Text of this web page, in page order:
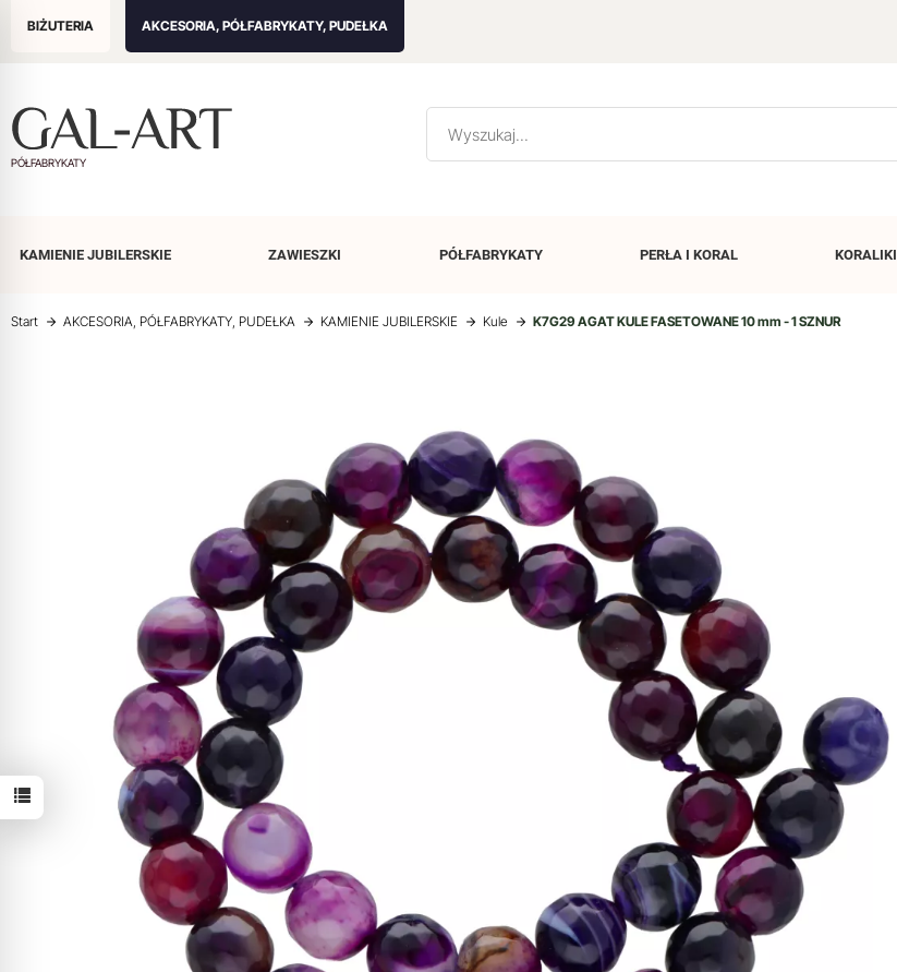
BIŻUTERIA AKCESORIA, PÓŁFABRYKATY, PUDEŁKA
PÓŁFABRYKATY
KAMIENIE JUBILERSKIE ZAWIESZKI PÓŁFABRYKATY PERŁA I KORAL KORALIKI
Start AKCESORIA, PÓŁFABRYKATY, PUDEŁKA KAMIENIE JUBILERSKIE Kule K7G29 AGAT KULE FASETOWANE 10 mm - 1 SZNUR